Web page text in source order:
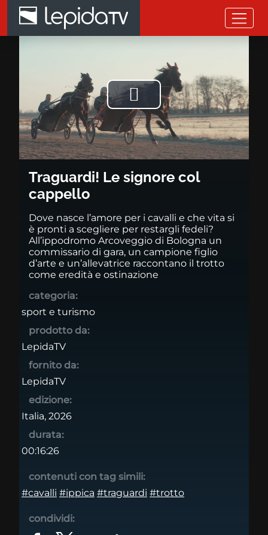
Salta al contenuto principale
Traguardi! Le signore col
Riprodurre
il
video
Traguardi! Le signore col
cappello
Dove nasce l’amore per i cavalli e che vita si
è pronti a scegliere per restargli fedeli?
All’ippodromo Arcoveggio di Bologna un
commissario di gara, un campione figlio
d’arte e un’allevatrice raccontano il trotto
come eredità e ostinazione
categoria:
sport e turismo
prodotto da:
LepidaTV
fornito da:
LepidaTV
edizione:
Italia, 2026
durata:
00:16:26
contenuti con tag simili:
#cavalli #ippica #traguardi #trotto
condividi: